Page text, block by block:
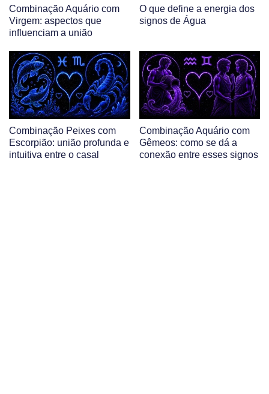
Combinação Aquário com
Virgem: aspectos que
influenciam a união
O que define a energia dos
signos de Água
Combinação Peixes com
Escorpião: união profunda e
intuitiva entre o casal
Combinação Aquário com
Gêmeos: como se dá a
conexão entre esses signos